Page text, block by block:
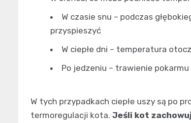
W czasie snu – podczas
przyspieszyć
W ciepłe dni – temperatura
Po jedzeniu – trawienie
W tych przypadkach ciepłe uszy są po
termoregulacji kota. Jeśli kot